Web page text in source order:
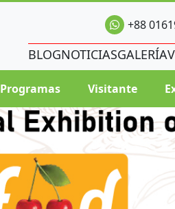
+88
BLOGNOTICIASGALERÍA
Programas Visitante